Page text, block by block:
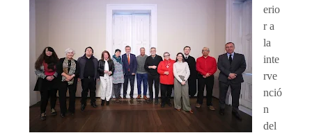
erio
r a
la
inte
rve
nció
n
del